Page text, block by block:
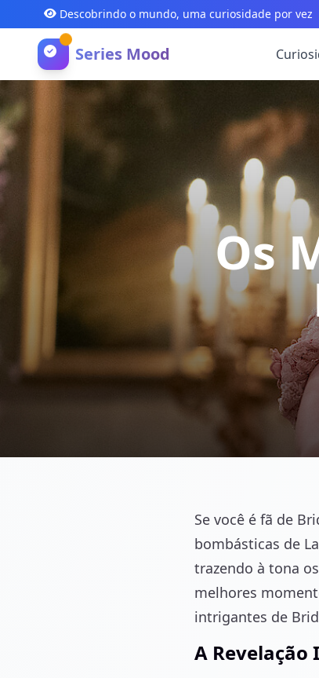
Descobrindo o mundo, uma curiosidade por vez
Series Mood
Os
Se você é fã de
bombásticas de
trazendo à tona
melhores
intrigantes de
A Revelação